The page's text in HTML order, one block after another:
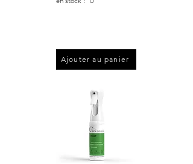
Ajouter au panier